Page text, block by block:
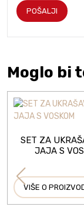
Moglo bi
SET ZA
JAJA S
VIŠE O